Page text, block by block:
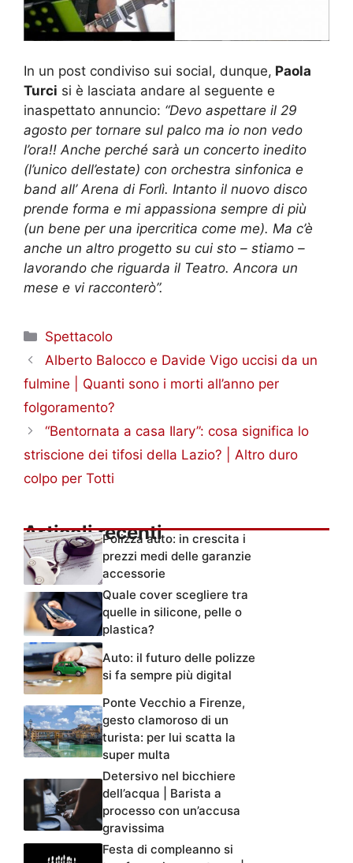
In un post condiviso sui social, dunque, Paola
Turci si è lasciata andare al seguente e
inaspettato annuncio: “Devo aspettare il 29
agosto per tornare sul palco ma io non vedo
l’ora!! Anche perché sarà un concerto inedito
(l’unico dell’estate) con orchestra sinfonica e
band all’ Arena di Forlì. Intanto il nuovo disco
prende forma e mi appassiona sempre di più
(un bene per una ipercritica come me). Ma c’è
anche un altro progetto su cui sto – stiamo –
lavorando che riguarda il Teatro. Ancora un
mese e vi racconterò”.
Categorie
Spettacolo
Alberto Balocco e Davide Vigo uccisi da un
fulmine | Quanti sono i morti all’anno per
folgoramento?
“Bentornata a casa Ilary”: cosa significa lo
striscione dei tifosi della Lazio? | Altro duro
colpo per Totti
Articoli recentiPolizza auto: in crescita i
prezzi medi delle garanzie
accessorie
Quale cover scegliere tra
quelle in silicone, pelle o
plastica?
Auto: il futuro delle polizze
si fa sempre più digital
Ponte Vecchio a Firenze,
gesto clamoroso di un
turista: per lui scatta la
super multa
Detersivo nel bicchiere
dell’acqua | Barista a
processo con un’accusa
gravissima
Festa di compleanno si